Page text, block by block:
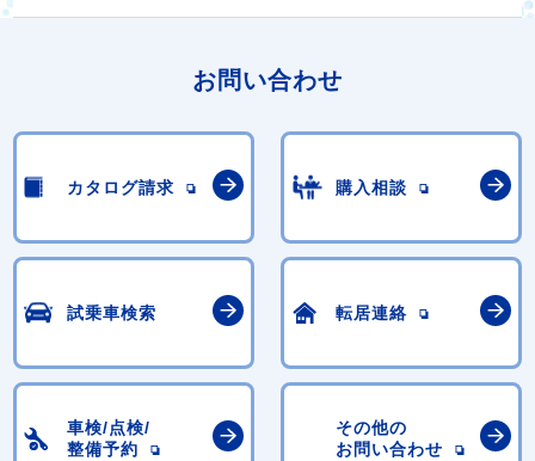
お問い合わせ
カタログ請求 購入相談
試乗車検索 転居連絡
車検/点検/
整備予約
その他の
お問い合わせ